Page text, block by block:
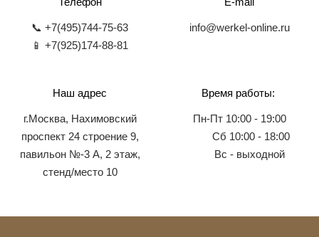
📞 +7(495)744-75-63
📱 +7(925)174-88-81
info@werkel-online.ru
Наш адрес
г.Москва, Нахимовский
проспект 24 строение 9,
павильон №-3 А, 2 этаж,
стенд/место 10
Время работы:
Пн-Пт 10:00 - 19:00
Сб 10:00 - 18:00
Вс - выходной